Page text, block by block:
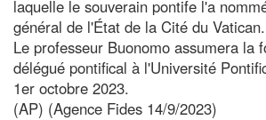
laquelle le souverain pontife l'a
général de l'État de la Cité du Vatican.
Le professeur Buonomo assumera la
délégué pontifical à l'Université
1er octobre 2023.
(AP) (Agence Fides 14/9/2023)